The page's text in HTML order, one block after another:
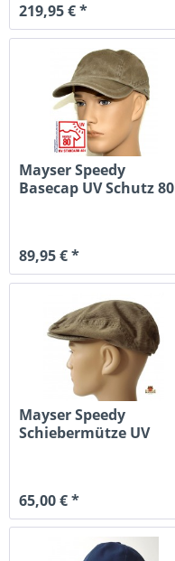
219,95 € *
Mayser Speedy
Basecap UV Schutz 80
89,95 € *
Mayser Speedy
Schiebermütze UV
65,00 € *